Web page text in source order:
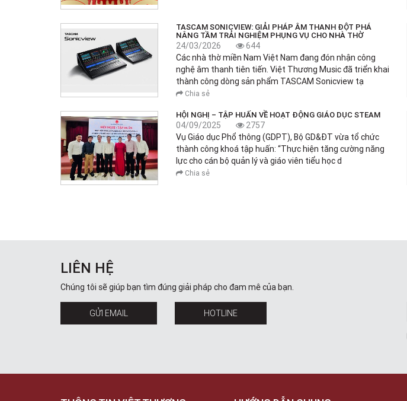
TASCAM SONICVIEW: GIẢI PHÁP ÂM THANH ĐỘT PHÁ
NÂNG TẦM TRẢI NGHIỆM PHỤNG VỤ CHO NHÀ THỜ
24/03/2026
644
Các nhà thờ miền Nam Việt Nam đang đón nhận công
nghệ âm thanh tiên tiến. Việt Thương Music đã triển khai
thành công dòng sản phẩm TASCAM Sonicview tạ
Chia sẻ
HỘI NGHỊ – TẬP HUẤN VỀ HOẠT ĐỘNG GIÁO DỤC STEAM
04/09/2025
2757
Vụ Giáo dục Phổ thông (GDPT), Bộ GD&ĐT vừa tổ chức
thành công khoá tập huấn: “Thực hiện tăng cường năng
lực cho cán bộ quản lý và giáo viên tiểu học d
Chia sẻ
LIÊN HỆ
Chúng tôi sẽ giúp bạn tìm đúng giải pháp cho đam mê của bạn.
GỬI EMAIL HOTLINE